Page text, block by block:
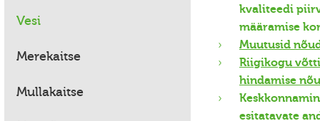
Vesi
Merekaitse
Mullakaitse
kvaliteedi
määramise
Muutusid
Riigikogu
hindamise
esitatavate